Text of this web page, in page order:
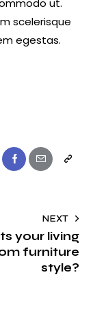
ut.
scelerisque
egestas.
Facebook
Share-Copy
NEXT
your living
furniture
style?